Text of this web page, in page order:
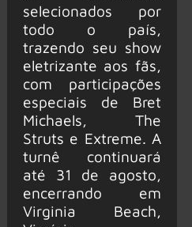
selecionados por
todo o país,
trazendo seu show
eletrizante aos fãs,
com participações
especiais de Bret
Michaels, The
Struts e Extreme. A
turnê continuará
até 31 de agosto,
encerrando em
Virginia Beach,